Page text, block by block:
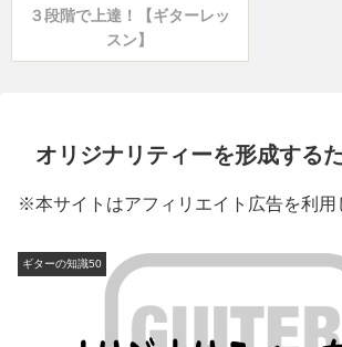
３段階で上達！【ギターレッ
スン】
オリジナリティーを形成する
※本サイトはアフィリエイト広告を利用
ギターの知識50